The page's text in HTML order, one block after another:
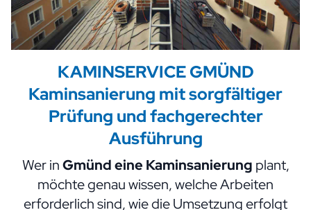
KAMINSERVICE GMÜND
Kaminsanierung mit sorgfältiger
Prüfung und fachgerechter
Ausführung
Wer inGmünd eine Kaminsanierung plant,
möchte genau wissen, welche Arbeiten
erforderlich sind, wie die Umsetzung erfolgt